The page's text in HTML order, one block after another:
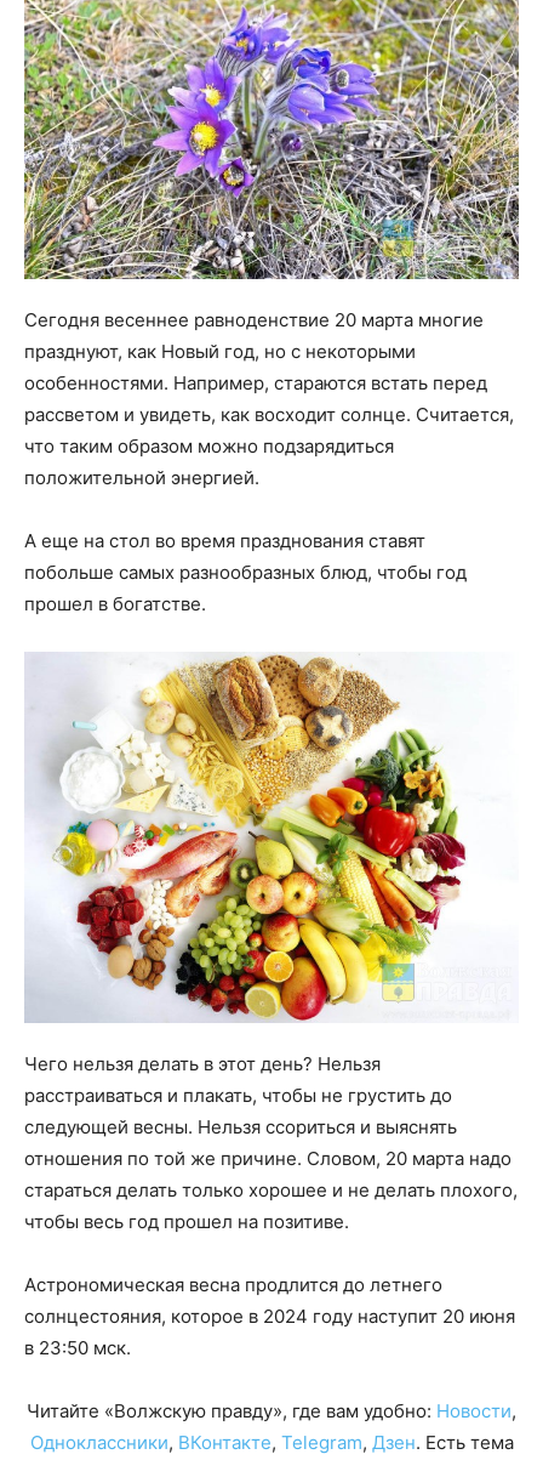
Сегодня весеннее равноденствие 20 марта многие
празднуют, как Новый год, но с некоторыми
особенностями. Например, стараются встать перед
рассветом и увидеть, как восходит солнце. Считается,
что таким образом можно подзарядиться
положительной энергией.
А еще на стол во время празднования ставят
побольше самых разнообразных блюд, чтобы год
прошел в богатстве.
Чего нельзя делать в этот день? Нельзя
расстраиваться и плакать, чтобы не грустить до
следующей весны. Нельзя ссориться и выяснять
отношения по той же причине. Словом, 20 марта надо
стараться делать только хорошее и не делать плохого,
чтобы весь год прошел на позитиве.
Астрономическая весна продлится до летнего
солнцестояния, которое в 2024 году наступит 20 июня
в 23:50 мск.
Читайте «Волжскую правду», где вам удобно: Новости,
Одноклассники, ВКонтакте, Telegram, Дзен. Есть тема